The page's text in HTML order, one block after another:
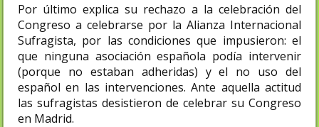
Por último explica su rechazo a la celebración del
Congreso a celebrarse por la Alianza Internacional
Sufragista, por las condiciones que impusieron: el
que ninguna asociación española podía intervenir
(porque no estaban adheridas) y el no uso del
español en las intervenciones. Ante aquella actitud
las sufragistas desistieron de celebrar su Congreso
en Madrid.